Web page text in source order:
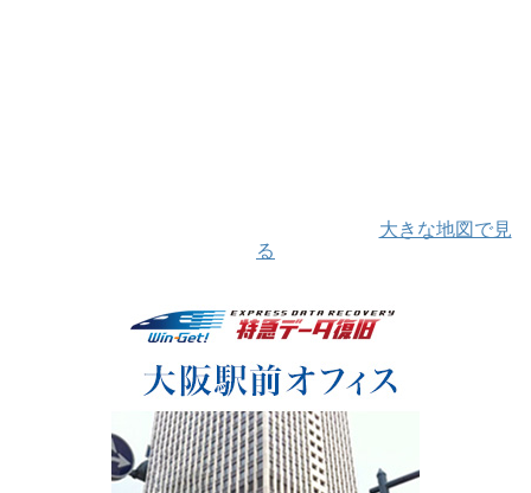
大きな地図で見
る